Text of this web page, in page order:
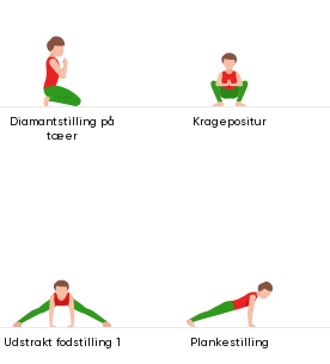
Diamantstilling på
tæer
Kragepositur
Udstrakt fodstilling 1 Plankestilling